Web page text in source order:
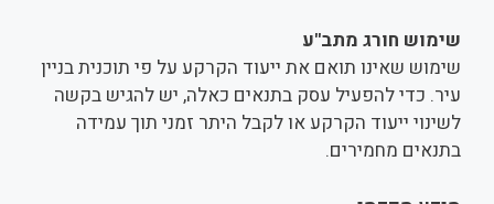
שימוש חורג מתב"ע
שימוש שאינו תואם את ייעוד הקרקע על פי תוכנית בניין
עיר. כדי להפעיל עסק בתנאים כאלה, יש להגיש בקשה
לשינוי ייעוד הקרקע או לקבל היתר זמני תוך עמידה
בתנאים מחמירים.